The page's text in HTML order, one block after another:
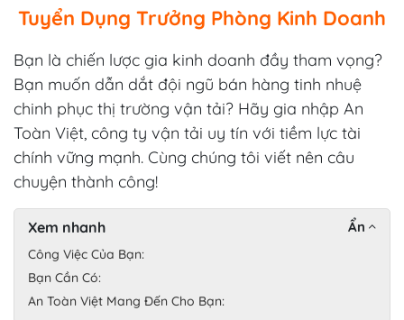
Tuyển Dụng Trưởng Phòng Kinh Doanh
Bạn là chiến lược gia kinh doanh đầy tham vọng?
Bạn muốn dẫn dắt đội ngũ bán hàng tinh nhuệ
chinh phục thị trường vận tải? Hãy gia nhập An
Toàn Việt, công ty vận tải uy tín với tiềm lực tài
chính vững mạnh. Cùng chúng tôi viết nên câu
chuyện thành công!
Xem nhanh Ẩn
Công Việc Của Bạn:
Bạn Cần Có:
An Toàn Việt Mang Đến Cho Bạn: